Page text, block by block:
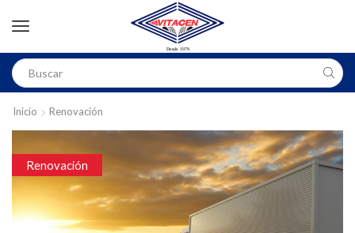
Inicio Renovación
Renovación